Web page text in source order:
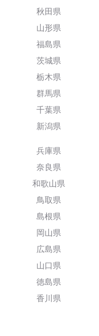
秋田県
山形県
福島県
茨城県
栃木県
群馬県
千葉県
新潟県
兵庫県
奈良県
和歌山県
鳥取県
島根県
岡山県
広島県
山口県
徳島県
香川県